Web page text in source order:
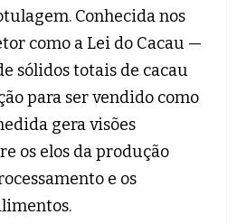
Conhecida nos
como a Lei do Cacau —
sólidos totais de cacau
para ser vendido como
gera visões
os elos da produção
e os